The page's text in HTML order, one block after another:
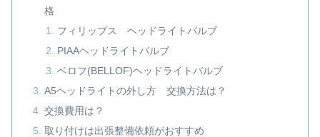
格
フィリップス ヘッドライトバルブ
PIAAヘッドライトバルブ
ベロフ(BELLOF)ヘッドライトバルブ
A5ヘッドライトの外し方 交換方法は？
交換費用は？
取り付けは出張整備依頼がおすすめ